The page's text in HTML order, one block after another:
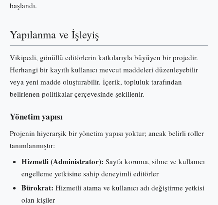
başlandı.
Yapılanma ve İşleyiş
Vikipedi, gönüllü editörlerin katkılarıyla büyüyen bir projedir.
Herhangi bir kayıtlı kullanıcı mevcut maddeleri düzenleyebilir
veya yeni madde oluşturabilir. İçerik, topluluk tarafından
belirlenen politikalar çerçevesinde şekillenir.
Yönetim yapısı
Projenin hiyerarşik bir yönetim yapısı yoktur; ancak belirli roller
tanımlanmıştır:
Hizmetli (Administrator): Sayfa koruma, silme ve kullanıcı
engelleme yetkisine sahip deneyimli editörler
Bürokrat: Hizmetli atama ve kullanıcı adı değiştirme yetkisi
olan kişiler